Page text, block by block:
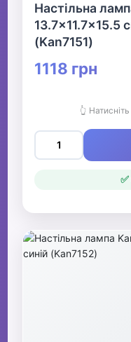
Настільна
13.7x11.7x15.5
(Kan7151)
1118 грн
👆